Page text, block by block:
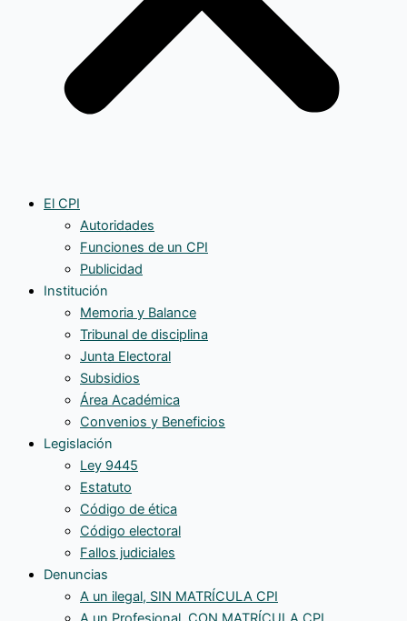
El CPI
Autoridades
Funciones de un CPI
Publicidad
Institución
Memoria y Balance
Tribunal de disciplina
Junta Electoral
Subsidios
Área Académica
Convenios y Beneficios
Legislación
Ley 9445
Estatuto
Código de ética
Código electoral
Fallos judiciales
Denuncias
A un ilegal, SIN MATRÍCULA CPI